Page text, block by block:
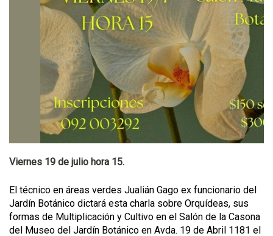
Viernes 19 de julio hora 15.
El técnico en áreas verdes Jualián Gago ex funcionario del
Jardín Botánico dictará esta charla sobre Orquídeas, sus
formas de Multiplicación y Cultivo en el Salón de la Casona
del Museo del Jardín Botánico en Avda. 19 de Abril 1181 el